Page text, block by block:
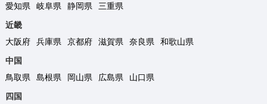
愛知県
岐阜県 静岡県
三重県
近畿
大阪府
兵庫県 京都府 滋賀県 奈良県
和歌山県
中国
鳥取県
島根県 岡山県 広島県
山口県
四国